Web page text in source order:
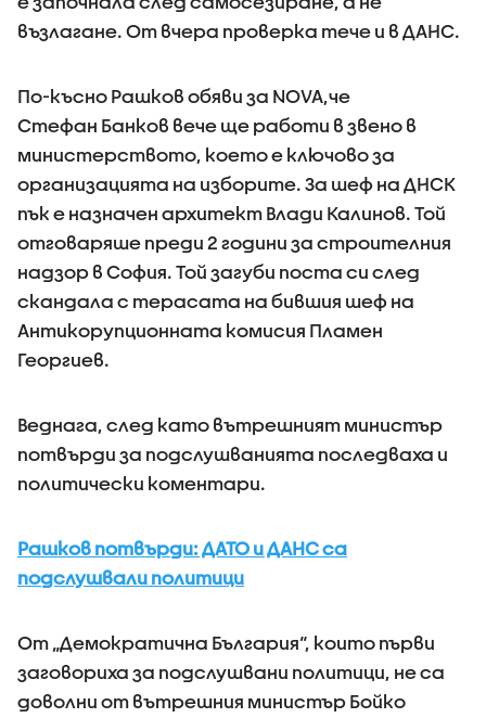
възлагане. От вчера проверка тече и в ДАНС.
По-късно Рашков обяви за NOVA,че
Стефан Банков вече ще работи в звено в
министерството, което е ключово за
организацията на изборите. За шеф на ДНСК
пък е назначен архитект Влади Калинов. Той
отговаряше преди 2 години за строителния
надзор в София. Той загуби поста си след
скандала с терасата на бившия шеф на
Антикорупционната комисия Пламен
Георгиев.
Веднага, след като вътрешният министър
потвърди за подслушванията последваха и
политически коментари.
Рашков потвърди: ДАТО и ДАНС са
подслушвали политици
От „Демократична България“, които първи
заговориха за подслушвани политици, не са
доволни от вътрешния министър Бойко